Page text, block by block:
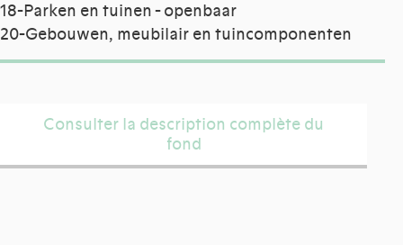
18-Parken en tuinen - openbaar
20-Gebouwen, meubilair en tuincomponenten
Consulter la description complète du
fond